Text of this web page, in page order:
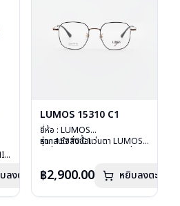
ลงตะกร้า
LUMOS 15310 C1
ยี่ห้อ : LUMOS
รุ่น : 15310 C1
บานพับ : ไม่มีสปริง
อุปกรณ์ : กล่องแว่น , ผ้าเช็ดแว่น
หากสนใจสั่งชื้อแว่นตา LUMOS
฿2,900.00 หยิบลงตะกร้า